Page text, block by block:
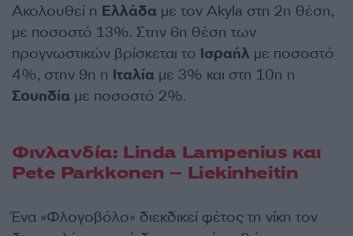
Ακολουθεί η Ελλάδα με τον Akyla στη 2η θέση,
με ποσοστό 13%. Στην 6η θέση των
προγνωστικών βρίσκεται το Ισραήλ με ποσοστό
4%, στην 9η η Ιταλία με 3% και στη 10η η
Σουηδία με ποσοστό 2%.
Φινλανδία: Linda Lampenius και
Pete Parkkonen – Liekinheitin
Ένα «Φλογοβόλο» διεκδικεί φέτος τη νίκη τον